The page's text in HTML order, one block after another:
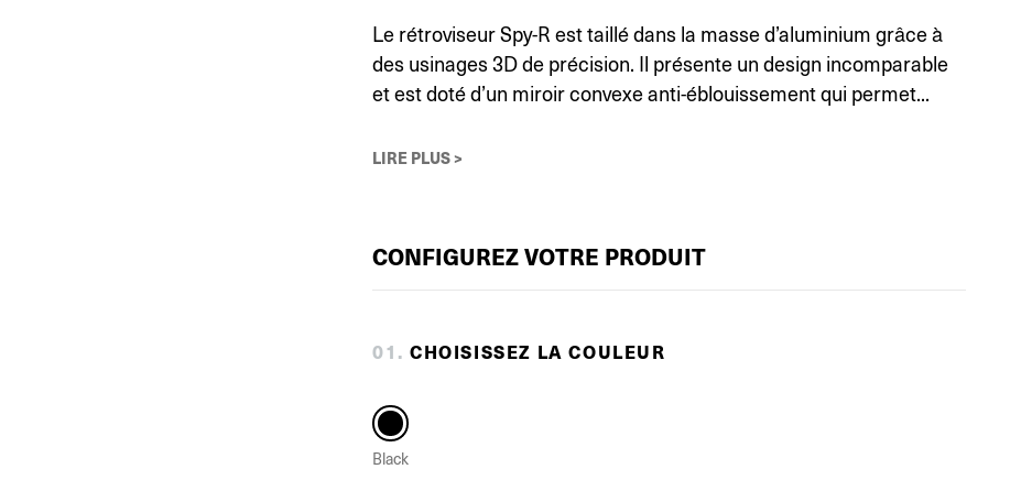
Le rétroviseur Spy-R est taillé dans la masse d’aluminium grâce à
des usinages 3D de précision. Il présente un design incomparable
et est doté d’un miroir convexe anti-éblouissement qui permet...
LIRE PLUS >
CONFIGUREZ VOTRE PRODUIT
01 . CHOISISSEZ LA COULEUR
Black